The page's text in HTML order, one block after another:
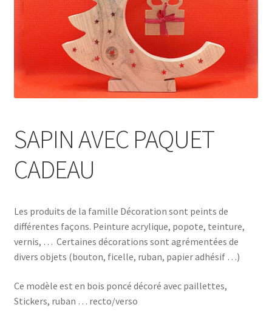
SAPIN AVEC PAQUET
CADEAU
Les produits de la famille Décoration sont peints de
différentes façons. Peinture acrylique, popote, teinture,
vernis, … Certaines décorations sont agrémentées de
divers objets (bouton, ficelle, ruban, papier adhésif …)
Ce modèle est en bois poncé décoré avec paillettes,
Stickers, ruban … recto/verso